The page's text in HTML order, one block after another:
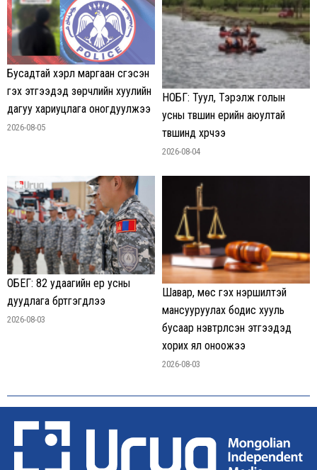
Бусадтай хэрүүл маргаан үүсгэсэн
гэх этгээдэд зөрчлийн хуулийн
дагуу хариуцлага оногдуулжээ
2026-08-05
НОБГ: Туул, Тэрэлж голын
усны түвшин үерийн аюултай
түвшинд хүрчээ
2026-08-04
ОБЕГ: 82 удаагийн үер усны
дуудлага бүртгэгдлээ
2026-08-03
Шавар, мөс гэх нэршилтэй
мансууруулах бодис хууль
бусаар нэвтрүүлсэн этгээдэд
хорих ял оноожээ
2026-08-03